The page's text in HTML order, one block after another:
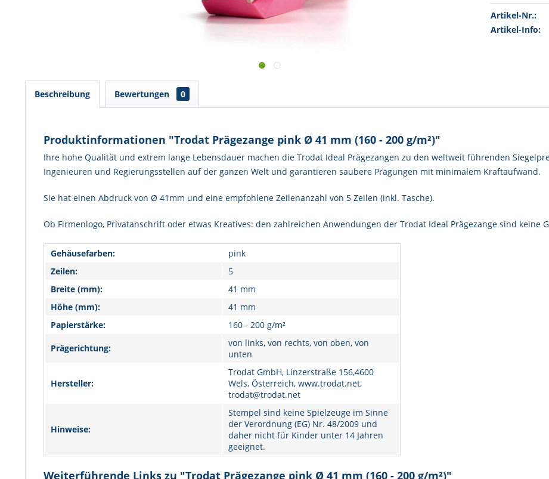
Artikel-Nr.:
Artikel-Info:
Beschreibung Bewertungen 0
Produktinformationen "Trodat Prägezange pink Ø 41 mm (160 - 200 g/m²)"
Ihre hohe Qualität und extrem lange Lebensdauer machen die Trodat Ideal Prägezangen zu den weltweit führenden
Ingenieuren und Regierungsstellen auf der ganzen Welt und garantieren saubere Prägungen mit minimalem Kraftaufwand.
Sie hat einen Abdruck von Ø 41mm und eine empfohlene Zeilenanzahl von 5 Zeilen (inkl. Tasche).
Ob Firmenlogo, Privatanschrift oder etwas Kreatives: den zahlreichen Anwendungen der Trodat Ideal Prägezange sind keine
Gehäusefarben:
pink
Zeilen:
5
Breite (mm):
41 mm
Höhe (mm):
41 mm
Papierstärke:
160 - 200 g/m²
Prägerichtung:
von links, von rechts, von oben, von
unten
Hersteller:
Trodat GmbH, Linzerstraße 156,4600
Wels, Österreich, www.trodat.net,
trodat@trodat.net
Hinweise:
Stempel sind keine Spielzeuge im Sinne
der Verordnung (EG) Nr. 48/2009 und
daher nicht für Kinder unter 14 Jahren
geeignet.
Weiterführende Links zu "Trodat Prägezange pink Ø 41 mm (160 - 200 g/m²)"